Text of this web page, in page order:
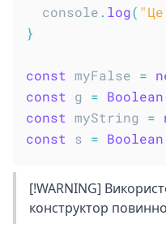
  console
. log(
}
const myFalse =
const g = Boolean
const myString =
const s = Boolean
[!WARNING]
конструктор